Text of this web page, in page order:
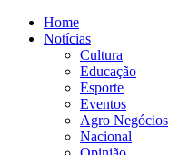
Home
Notícias
Cultura
Educação
Esporte
Eventos
Agro Negócios
Nacional